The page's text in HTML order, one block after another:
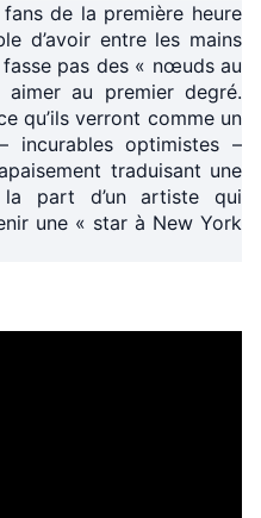
de la première heure
d’avoir entre les mains
pas des « nœuds au
aimer au premier degré.
qu’ils verront comme un
incurables optimistes –
traduisant une
part d’un artiste qui
une « star à New York